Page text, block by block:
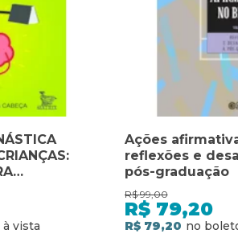
Ações
reflexões e
pós-graduação
R$ 99,00
R$ 79,20
R$ 79,20